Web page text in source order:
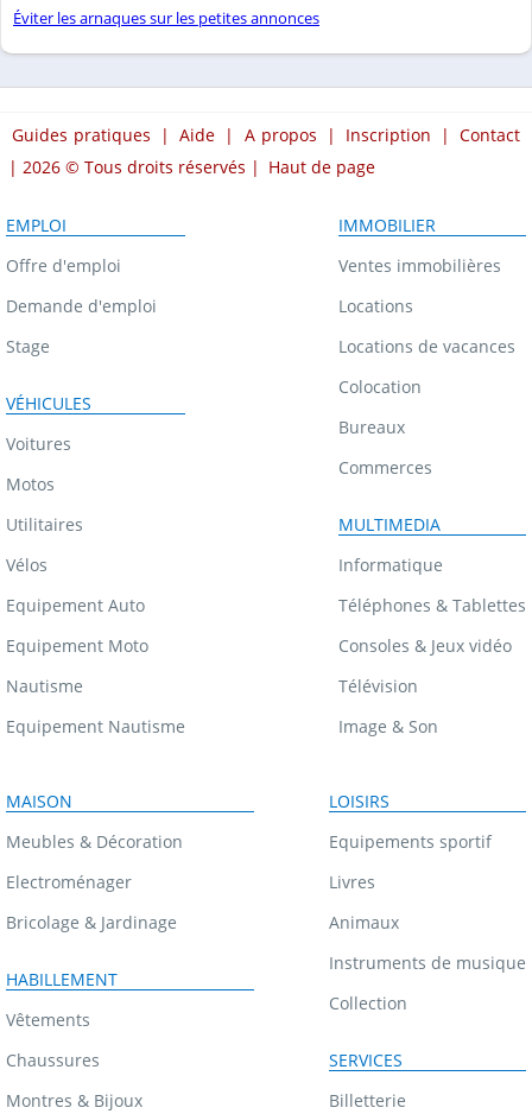
Éviter les arnaques sur les petites annonces
Guides pratiques | Aide | A propos | Inscription | Contact
| 2026 © Tous droits réservés | Haut de page
EMPLOI
Offre d'emploi
Demande d'emploi
Stage
VÉHICULES
Voitures
Motos
Utilitaires
Vélos
Equipement Auto
Equipement Moto
Nautisme
Equipement Nautisme
IMMOBILIER
Ventes immobilières
Locations
Locations de vacances
Colocation
Bureaux
Commerces
MULTIMEDIA
Informatique
Téléphones & Tablettes
Consoles & Jeux vidéo
Télévision
Image & Son
MAISON
Meubles & Décoration
Electroménager
Bricolage & Jardinage
HABILLEMENT
Vêtements
Chaussures
Montres & Bijoux
LOISIRS
Equipements sportif
Livres
Animaux
Instruments de musique
Collection
SERVICES
Billetterie